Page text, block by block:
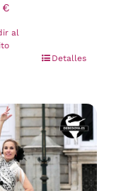
€
al
Detalles